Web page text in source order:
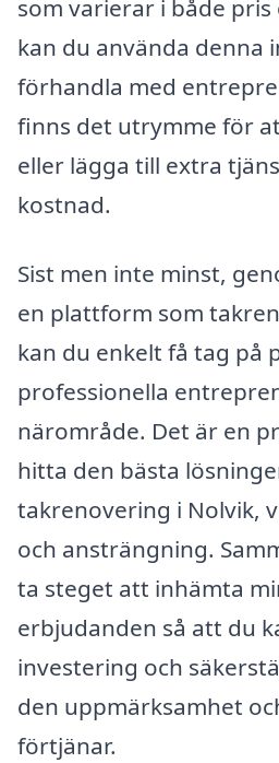
som varierar i både
kan du använda
förhandla med
finns det utrymme för
eller lägga till extra
kostnad.
Sist men inte minst,
en plattform som
kan du enkelt få tag på
professionella
närområde. Det är en
hitta den bästa
takrenovering i Nolvik,
och ansträngning.
ta steget att inhämta
erbjudanden så att du
investering och
den uppmärksamhet
förtjänar.